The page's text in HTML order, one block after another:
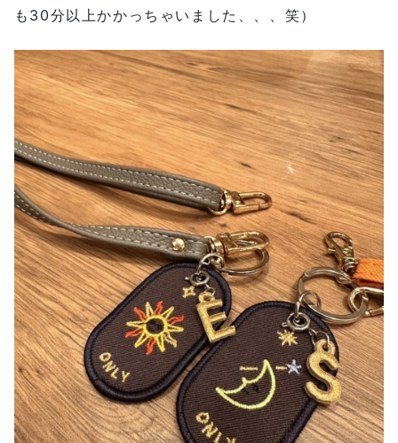
も30分以上かかっちゃいました、、、笑）